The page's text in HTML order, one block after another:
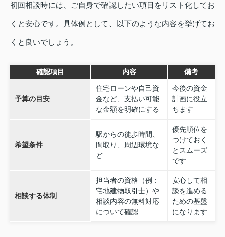
初回相談時には、ご自身で確認したい項目をリスト化してお
くと安心です。具体例として、以下のような内容を挙げてお
くと良いでしょう。
確認項目 内容 備考
予算の目安
住宅ローンや自己資
金など、支払い可能
な金額を明確にする
今後の資金
計画に役立
ちます
希望条件
駅からの徒歩時間、
間取り、周辺環境な
ど
優先順位を
つけておく
とスムーズ
です
相談する体制
担当者の資格（例：
宅地建物取引士）や
相談内容の無料対応
について確認
安心して相
談を進める
ための基盤
になります